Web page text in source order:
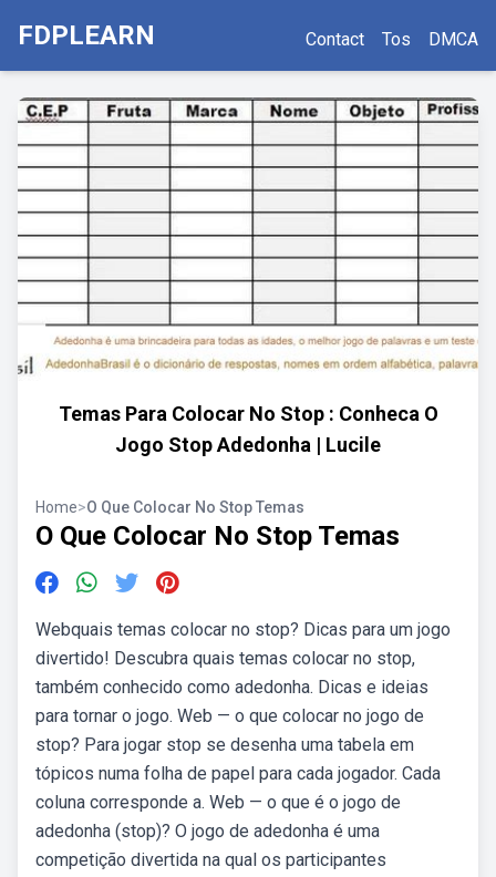
FDPLEARN Contact Tos DMCA
Temas Para Colocar No Stop : Conheca O
Jogo Stop Adedonha | Lucile
Home>O Que Colocar No Stop Temas
O Que Colocar No Stop Temas
Webquais temas colocar no stop? Dicas para um jogo
divertido! Descubra quais temas colocar no stop,
também conhecido como adedonha. Dicas e ideias
para tornar o jogo. Web — o que colocar no jogo de
stop? Para jogar stop se desenha uma tabela em
tópicos numa folha de papel para cada jogador. Cada
coluna corresponde a. Web — o que é o jogo de
adedonha (stop)? O jogo de adedonha é uma
competição divertida na qual os participantes